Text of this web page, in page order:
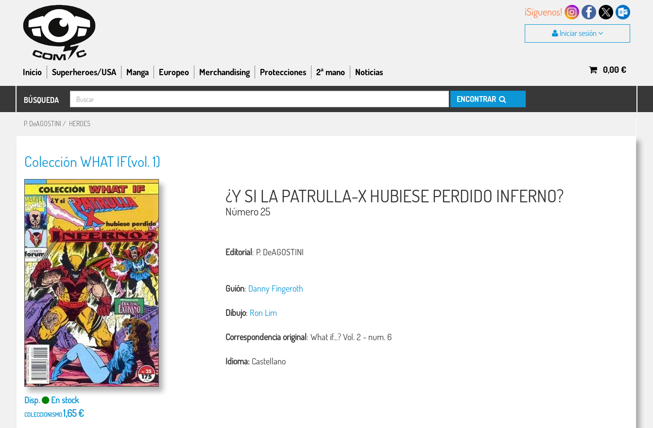
¡Síguenos!
Iniciar sesión
Inicio Superheroes/USA Manga Europeo Merchandising Protecciones 2ª mano Noticias 0,00€
BÚSQUEDA ENCONTRAR
P. DeAGOSTINI / HEROES
Colección WHAT IF(vol. 1)
Disp. En stock
COLECCIONISMO1,65 €
¿Y SI LA PATRULLA-X HUBIESE PERDIDO INFERNO?
Número 25
Editorial: P. DeAGOSTINI
Guión: Danny Fingeroth
Dibujo: Ron Lim
Correspondencia original:What if...? Vol. 2 - num. 6
Idioma: Castellano